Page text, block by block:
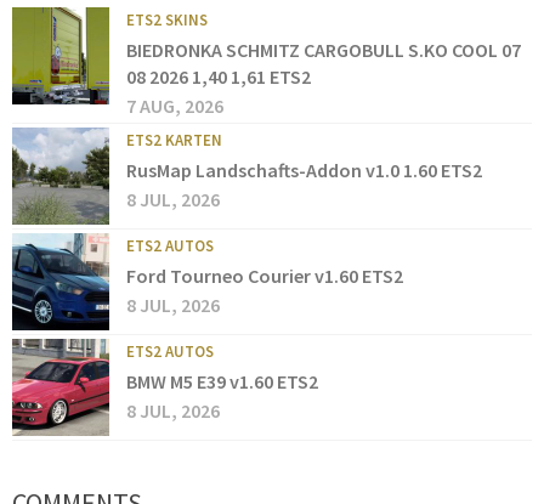
ETS2 SKINS
BIEDRONKA SCHMITZ CARGOBULL S.KO COOL 07
08 2026 1,40 1,61 ETS2
7 AUG, 2026
ETS2 KARTEN
RusMap Landschafts-Addon v1.0 1.60 ETS2
8 JUL, 2026
ETS2 AUTOS
Ford Tourneo Courier v1.60 ETS2
8 JUL, 2026
ETS2 AUTOS
BMW M5 E39 v1.60 ETS2
8 JUL, 2026